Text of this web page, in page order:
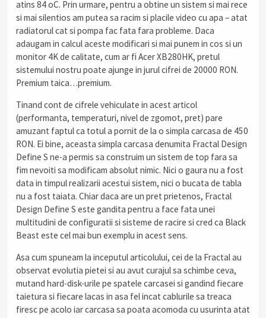
atins 84 oC. Prin urmare, pentru a obtine un sistem si mai rece
si mai silentios am putea sa racim si placile video cu apa – atat
radiatorul cat si pompa fac fata fara probleme. Daca
adaugam in calcul aceste modificari si mai punem in cos si un
monitor 4K de calitate, cum ar fi Acer XB280HK, pretul
sistemului nostru poate ajunge in jurul cifrei de 20000 RON.
Premium taica…premium.
Tinand cont de cifrele vehiculate in acest articol
(performanta, temperaturi, nivel de zgomot, pret) pare
amuzant faptul ca totul a pornit de la o simpla carcasa de 450
RON. Ei bine, aceasta simpla carcasa denumita Fractal Design
Define S ne-a permis sa construim un sistem de top fara sa
fim nevoiti sa modificam absolut nimic. Nici o gaura nu a fost
data in timpul realizarii acestui sistem, nici o bucata de tabla
nu a fost taiata. Chiar daca are un pret prietenos, Fractal
Design Define S este gandita pentru a face fata unei
multitudini de configuratii si sisteme de racire si cred ca Black
Beast este cel mai bun exemplu in acest sens.
Asa cum spuneam la inceputul articolului, cei de la Fractal au
observat evolutia pietei si au avut curajul sa schimbe ceva,
mutand hard-disk-urile pe spatele carcasei si gandind fiecare
taietura si fiecare lacas in asa fel incat cablurile sa treaca
firesc pe acolo iar carcasa sa poata acomoda cu usurinta atat